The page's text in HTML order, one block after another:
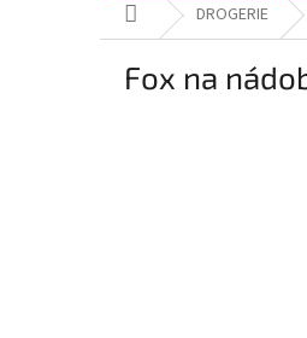
Domů DROGERIE
Fox na